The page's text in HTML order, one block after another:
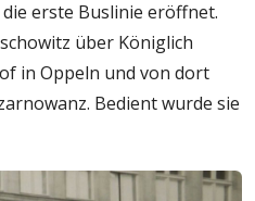
erste Buslinie eröffnet.
über Königlich
in Oppeln und von dort
Bedient wurde sie